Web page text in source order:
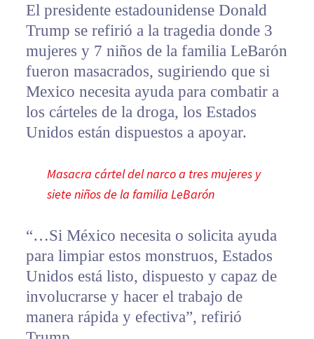
El presidente estadounidense Donald
Trump se refirió a la tragedia donde 3
mujeres y 7 niños de la familia LeBarón
fueron masacrados, sugiriendo que si
Mexico necesita ayuda para combatir a
los cárteles de la droga, los Estados
Unidos están dispuestos a apoyar.
Masacra cártel del narco a tres mujeres y
siete niños de la familia LeBarón
“…Si México necesita o solicita ayuda
para limpiar estos monstruos, Estados
Unidos está listo, dispuesto y capaz de
involucrarse y hacer el trabajo de
manera rápida y efectiva”, refirió